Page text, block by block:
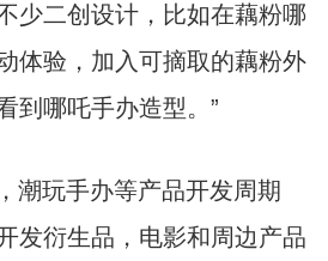
少二创设计，比如在藕粉哪
体验，加入可摘取的藕粉外
到哪吒手办造型。”
潮玩手办等产品开发周期
发衍生品，电影和周边产品